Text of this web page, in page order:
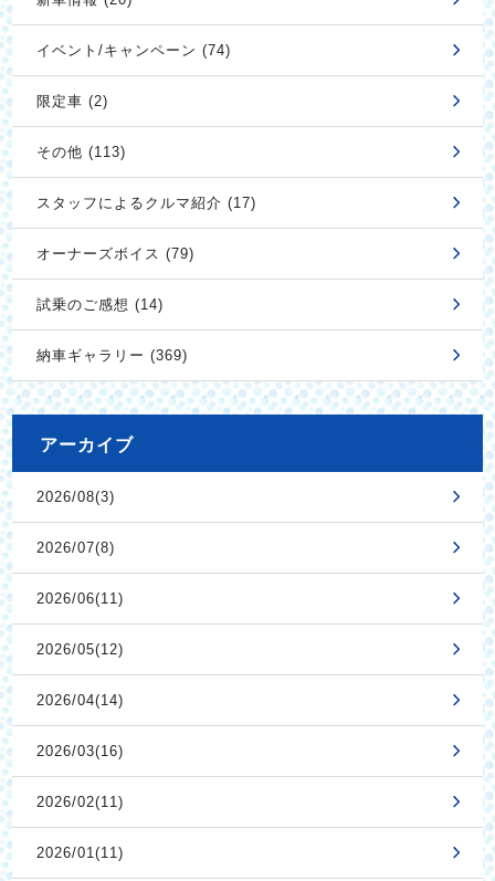
イベント/キャンペーン (74)
限定車 (2)
その他 (113)
スタッフによるクルマ紹介 (17)
オーナーズボイス (79)
試乗のご感想 (14)
納車ギャラリー (369)
アーカイブ
2026/08(3)
2026/07(8)
2026/06(11)
2026/05(12)
2026/04(14)
2026/03(16)
2026/02(11)
2026/01(11)